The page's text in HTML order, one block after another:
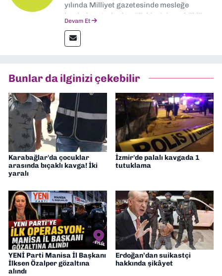
yılında Milliyet gazetesinde mesleğe
başladım. Ardından Türkiye’nin en köklü
muhabir, editör, müdür yardımcısı ve spor
müdürü olarak görev yaptım. Ayrıca Yeni
Gazetesi'nde editörlük yapıyorum
Devam Et
Bunlar da ilginizi çekebilir
Karabağlar'da çocuklar
arasında bıçaklı kavga! İki
yaralı
İzmir'de palalı kavgada 1
tutuklama
YENİ Parti Manisa İl Başkanı
İlksen Özalper gözaltına
alındı
Erdoğan’dan suikastçi
hakkında şikâyet